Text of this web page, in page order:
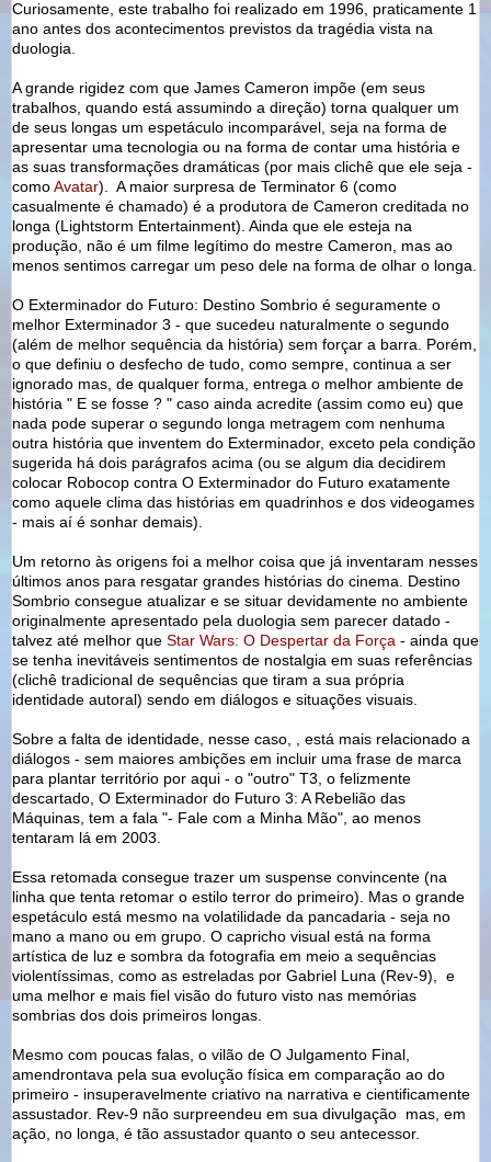
Curiosamente, este trabalho foi realizado em 1996, praticamente 1
ano antes dos acontecimentos previstos da tragédia vista na
duologia.
A grande rigidez com que James Cameron impõe (em seus
trabalhos, quando está assumindo a direção) torna qualquer um
de seus longas um espetáculo incomparável, seja na forma de
apresentar uma tecnologia ou na forma de contar uma história e
as suas transformações dramáticas (por mais clichê que ele seja -
comoAvatar). A maior surpresa de Terminator 6 (como
casualmente é chamado) é a produtora de Cameron creditada no
longa (Lightstorm Entertainment). Ainda que ele esteja na
produção, não é um filme legítimo do mestre Cameron, mas ao
menos sentimos carregar um peso dele na forma de olhar o longa.
O Exterminador do Futuro: Destino Sombrio é seguramente o
melhor Exterminador 3 - que sucedeu naturalmente o segundo
(além de melhor sequência da história) sem forçar a barra. Porém,
o que definiu o desfecho de tudo, como sempre, continua a ser
ignorado mas, de qualquer forma, entrega o melhor ambiente de
história " E se fosse ? " caso ainda acredite (assim como eu) que
nada pode superar o segundo longa metragem com nenhuma
outra história que inventem do Exterminador, exceto pela condição
sugerida há dois parágrafos acima (ou se algum dia decidirem
colocar Robocop contra O Exterminador do Futuro exatamente
como aquele clima das histórias em quadrinhos e dos videogames
- mais aí é sonhar demais).
Um retorno às origens foi a melhor coisa que já inventaram nesses
últimos anos para resgatar grandes histórias do cinema. Destino
Sombrio consegue atualizar e se situar devidamente no ambiente
originalmente apresentado pela duologia sem parecer datado -
talvez até melhor que Star Wars: O Despertar da Força - ainda que
se tenha inevitáveis sentimentos de nostalgia em suas referências
(clichê tradicional de sequências que tiram a sua própria
identidade autoral) sendo em diálogos e situações visuais.
Sobre a falta de identidade, nesse caso, , está mais relacionado a
diálogos - sem maiores ambições em incluir uma frase de marca
para plantar território por aqui - o "outro" T3, o felizmente
descartado, O Exterminador do Futuro 3: A Rebelião das
Máquinas, tem a fala "- Fale com a Minha Mão", ao menos
tentaram lá em 2003.
Essa retomada consegue trazer um suspense convincente (na
linha que tenta retomar o estilo terror do primeiro). Mas o grande
espetáculo está mesmo na volatilidade da pancadaria - seja no
mano a mano ou em grupo. O capricho visual está na forma
artística de luz e sombra da fotografia em meio a sequências
violentíssimas, como as estreladas por Gabriel Luna (Rev-9), e
uma melhor e mais fiel visão do futuro visto nas memórias
sombrias dos dois primeiros longas.
Mesmo com poucas falas, o vilão de O Julgamento Final,
amendrontava pela sua evolução física em comparação ao do
primeiro - insuperavelmente criativo na narrativa e cientificamente
assustador. Rev-9 não surpreendeu em sua divulgação mas, em
ação, no longa, é tão assustador quanto o seu antecessor.